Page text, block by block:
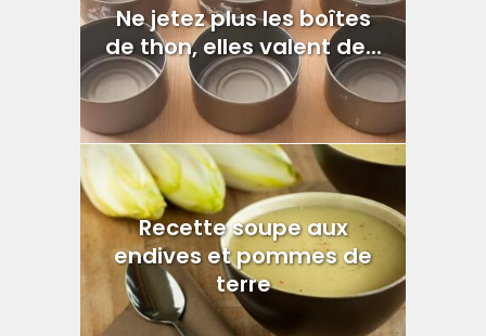
Ne jetez plus les boîtes
de thon, elles valent de...
Recette soupe aux
endives et pommes de
terre